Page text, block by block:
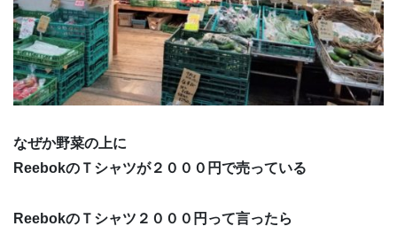
なぜか野菜の上に
ReebokのＴシャツが２０００円で売っている
ReebokのＴシャツ２０００円って言ったら